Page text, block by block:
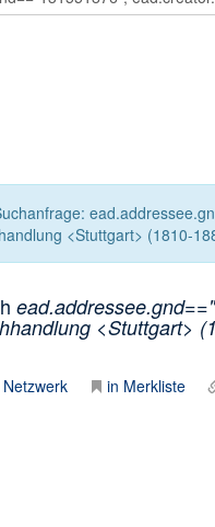
<Stuttgart> (1810-
<Stuttgart>
in Merkliste